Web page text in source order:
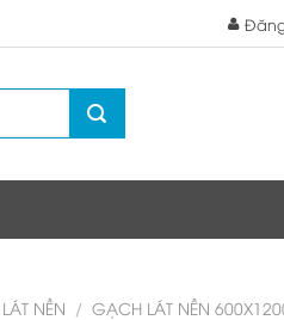
NỀN / GẠCH LÁT NỀN